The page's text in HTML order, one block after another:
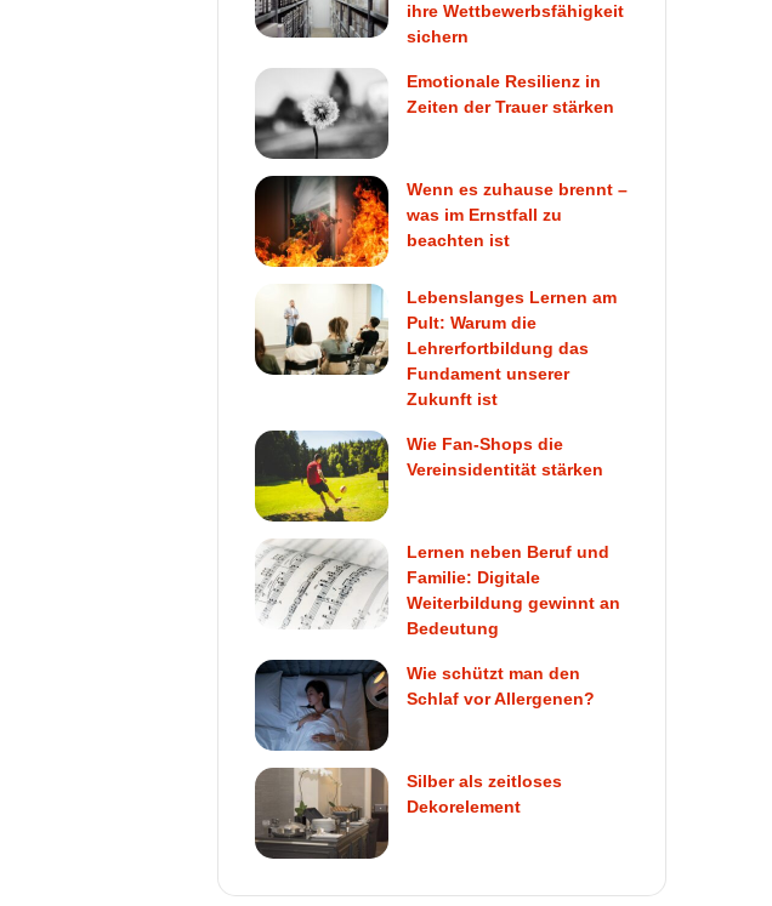
ihre Wettbewerbsfähigkeit
sichern
Emotionale Resilienz in
Zeiten der Trauer stärken
Wenn es zuhause brennt –
was im Ernstfall zu
beachten ist
Lebenslanges Lernen am
Pult: Warum die
Lehrerfortbildung das
Fundament unserer
Zukunft ist
Wie Fan-Shops die
Vereinsidentität stärken
Lernen neben Beruf und
Familie: Digitale
Weiterbildung gewinnt an
Bedeutung
Wie schützt man den
Schlaf vor Allergenen?
Silber als zeitloses
Dekorelement